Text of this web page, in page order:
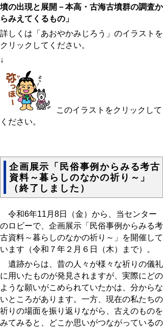
墳の出現と展開－本高・古海古墳群の調査か
らみえてくるもの」
詳しくは「あおやかみじろう」のイラストを
クリックしてください。
↓
このイラストをクリックして
ください。
企画展示「民俗事例からみる考古
資料～暮らしのなかの祈り～」
（終了しました）
令和6年11月8日（金）から、当センター
のロビーで、企画展示「民俗事例からみる考
古資料～暮らしのなかの祈り～」を開催して
います（令和７年２月６日（木）まで）。
遺跡からは、昔の人々が様々な祈りの儀礼
に用いたものが発見されますが、実際にどの
ような願いがこめられていたかは、分からな
いところがあります。一方、現在の私たちの
祈りの場面を振り返りながら、古えのものを
みてみると、どこか思いがつながっているの